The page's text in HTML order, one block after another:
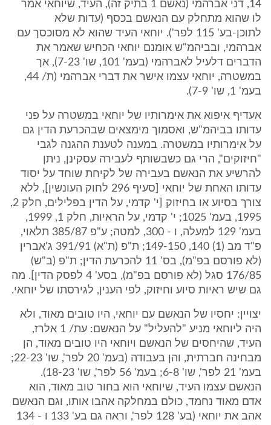
14, דני אברהמי (נאשם 1 בתיק זה), העיד, שיוחאי אמר
לו שהוא מתחלק עם הנאשם בכסף (עדות שלא
לתוכן-בע' 115 לפר'). יוחאי העיד שהוא לא מסוכסך עם
אברהמי, ובביהמ"ש אומנם יוחאי הכחיש שאמר את
הדברים דלעיל לאברהמי (בעמ' 101, שו' 7-23), אך
במשטרה, יוחאי עצמו אישר את דברי אברהמי (ת/ 44,
בעמ' 1, שו' 7-9).
אעדיף איפוא את אימרותיו של יוחאי במשטרה על פני
עדותו בביהמ"ש, ואסמוך מימצאים שבהכרעת הדין גם
על אימרותיו במשטרה. במענה לטענת ההגנה לגבי
"חיזוקים", הרי גם כשבשותף לעבירה עסקינן, ניתן
להרשיע את הנאשם בעבירה של לקיחת שוחד על יסוד
עדותו האחת של יוחאי [סעיף 296 לחוק העונשין], ללא
צורך בסיוע או בחיזוק [י' קדמי, על הדין בפלילים, חלק 2,
1995, בעמ' 1025; י' קדמי, על הראיות, חלק 1, 1999,
בעמ' 129 למעלה, ו - 300, למטה; ע"פ 385/87 תלאוי,
פ"ד מב (1) 140, 149-150; ת"פ (ת"א) 391/91 ג'אברין
(לא פורסם בפ"מ), בס' 11 להכרעת הדין; ת"פ (ב"ש)
176/85 סגל (לא פורסם בפ"מ), בסע' 4 לפסק הדין]. מה
גם שיש ראיות סיוע וחיזוק, לפי הענין, לגירסתו של יוחאי.
יצויין: יחסיו של הנאשם עם יוחאי, היו טובים מאוד, ולא
היה ליוחאי מניע "להעליל" על הנאשם: עת/ 1 אלרז,
העיד, שהיחסים של הנאשם ויוחאי היו טובים מאוד, הן
מבחינה חברתית, והן בעבודה (בעמ' 20 לפר', שו' 22-23;
בעמ' 21 לפר', שו' 6-8; בעמ' 56 לפר', שו' 18-23).
הנאשם עצמו העיד, שיוחאי הוא בחור טוב מאוד, הוא
אדם מאוד נחמד, כולם במחלקה אהבו אותו, וגם הנאשם
אהב את יוחאי (בע' 128 לפר', וראה גם בע' 133 ו - 134